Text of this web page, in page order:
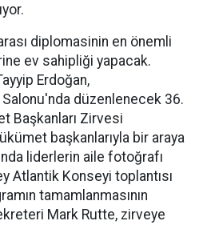
diplomasinin en önemli
ev sahipliği yapacak.
Erdoğan,
Salonu'nda düzenlenecek 36.
Başkanları Zirvesi
başkanlarıyla bir araya
liderlerin aile fotoğrafı
Atlantik Konseyi toplantısı
tamamlanmasının
Mark Rutte, zirveye